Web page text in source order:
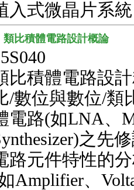
入式微晶片系
類比積體電路設計概論
比積體電路設
/數位與數位/類
電路(如LNA、
之先
路元件特性的
Amplifier、